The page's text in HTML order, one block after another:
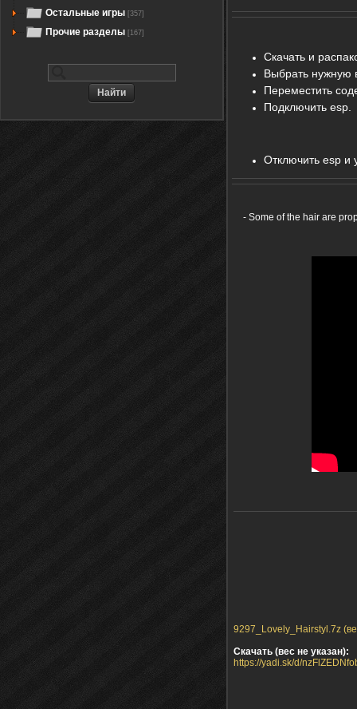
Остальные игры [357]
Прочие разделы [167]
Скачать и
Выбрать нужную
Переместить
Подключить esp.
Отключить esp и
- Some of the hair are
9297_Lovely_Hairstyl.7z
Скачать (вес не указан):
https://yadi.sk/d/